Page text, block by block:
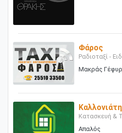
Φάρος
Ραδιοταξί -
Μακράς
Κατασκευή &
Απαλός